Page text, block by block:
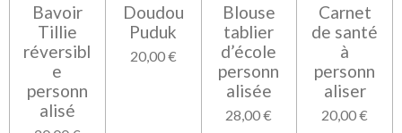
Bavoir
Tillie
réversibl
e
personn
alisé
Doudou
Puduk
20,00 €
Blouse
tablier
d’école
personn
alisée
28,00 €
Carnet
de santé
à
personn
aliser
20,00 €